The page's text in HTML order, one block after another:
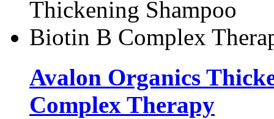
Avalon Organics
Complex Therapy